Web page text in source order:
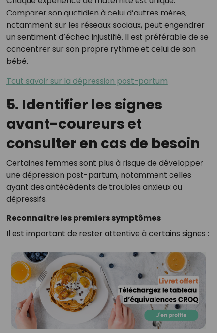
Comparer son quotidien à celui d’autres mères,
notamment sur les réseaux sociaux, peut engendrer
un sentiment d’échec injustifié. Il est préférable de se
concentrer sur son propre rythme et celui de son
bébé.
Tout savoir sur la dépression post-partum
5. Identifier les signes
avant-coureurs et
consulter en cas de besoin
Certaines femmes sont plus à risque de développer
une dépression post-partum, notamment celles
ayant des antécédents de troubles anxieux ou
dépressifs.
Reconnaître les premiers symptômes
Il est important de rester attentive à certains signes :